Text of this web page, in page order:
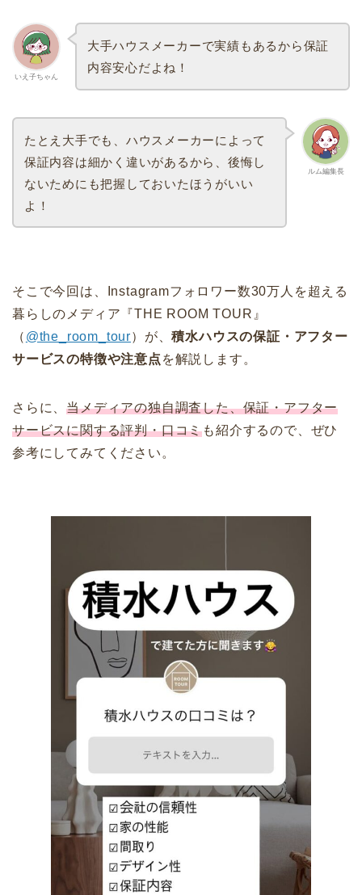
いえ子ちゃん
大手ハウスメーカーで実績もあるから保証
内容安心だよね！
ルム編集長
たとえ大手でも、ハウスメーカーによって
保証内容は細かく違いがあるから、後悔し
ないためにも把握しておいたほうがいい
よ！
そこで今回は、Instagramフォロワー数30万人を超える
暮らしのメディア『THE ROOM TOUR』
（ @the_room_tour）が、積水ハウスの保証・アフター
サービスの特徴や注意点 を解説します。
さらに、当メディアの独自調査した、保証・アフター
サービスに関する評判・口コミも紹介するので、ぜひ
参考にしてみてください。